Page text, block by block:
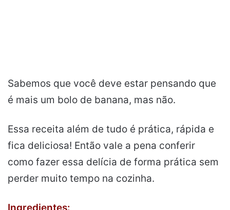
Sabemos que você deve estar pensando que
é mais um bolo de banana, mas não.
Essa receita além de tudo é prática, rápida e
fica deliciosa! Então vale a pena conferir
como fazer essa delícia de forma prática sem
perder muito tempo na cozinha.